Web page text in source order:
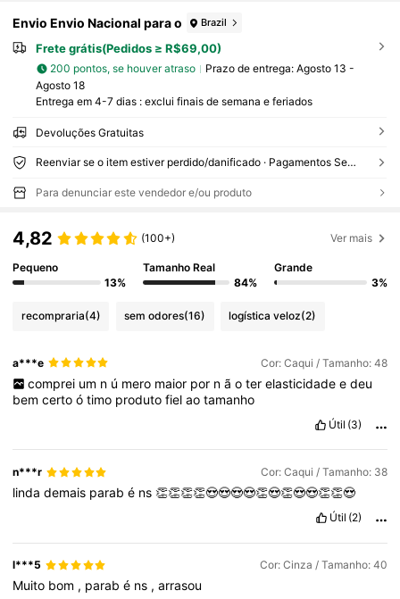
Envio Envio Nacional para o Brazil
Frete grátis(Pedidos ≥ R$69,00)
200 pontos, se houver atraso Prazo de entrega: Agosto 13 -
Agosto 18
Entrega em 4-7 dias : exclui finais de semana e feriados
Devoluções Gratuitas
Reenviar se o item estiver perdido/danificado · Pagamentos Seguros · Proteção de privacidade
Para denunciar este vendedor e/ou produto
4,82 (100+) Ver mais
Pequeno
13%
Tamanho Real
84%
Grande
3%
recompraria(4) sem odores(16) logística veloz(2)
a***e Cor: Caqui / Tamanho: 48
comprei um n ú mero maior por n ã o ter elasticidade e deu
bemcertoótimo produtofielaotamanho
Útil (3)
n***r Cor: Caqui / Tamanho: 38
lindademais parabé ns👏👏👏👏😍😍😍😍👏😍👏😍😍👏👏😍
Útil (2)
l***5 Cor: Cinza / Tamanho: 40
Muito bom , parabé ns ,arrasou